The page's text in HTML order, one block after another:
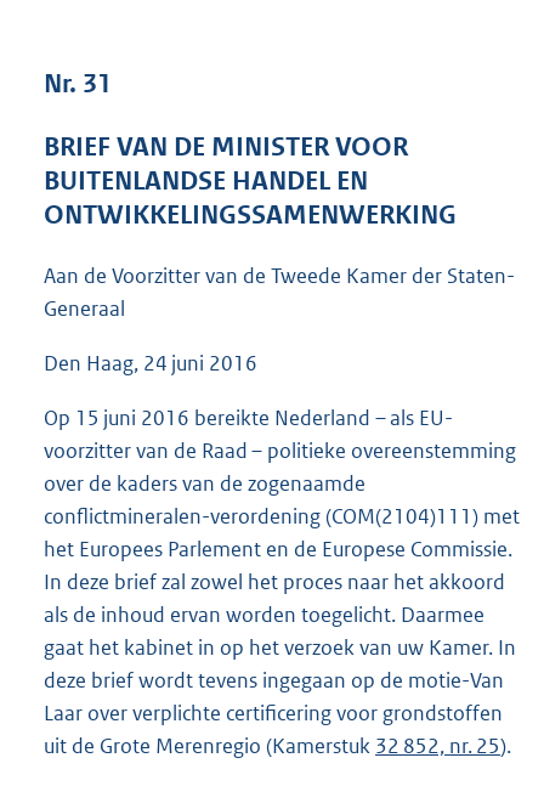
e
:
4
b
Nr. 31
BRIEF VAN DE MINISTER VOOR
BUITENLANDSE HANDEL EN
ONTWIKKELINGSSAMENWERKING
Aan de Voorzitter van de Tweede Kamer der Staten-
Generaal
Den Haag, 24 juni 2016
Op 15 juni 2016 bereikte Nederland – als EU-
voorzitter van de Raad – politieke overeenstemming
over de kaders van de zogenaamde
conflictmineralen-verordening (COM(2104)111) met
het Europees Parlement en de Europese Commissie.
In deze brief zal zowel het proces naar het akkoord
als de inhoud ervan worden toegelicht. Daarmee
gaat het kabinet in op het verzoek van uw Kamer. In
deze brief wordt tevens ingegaan op de motie-Van
Laar over verplichte certificering voor grondstoffen
uit de Grote Merenregio (Kamerstuk 32 852, nr. 25).